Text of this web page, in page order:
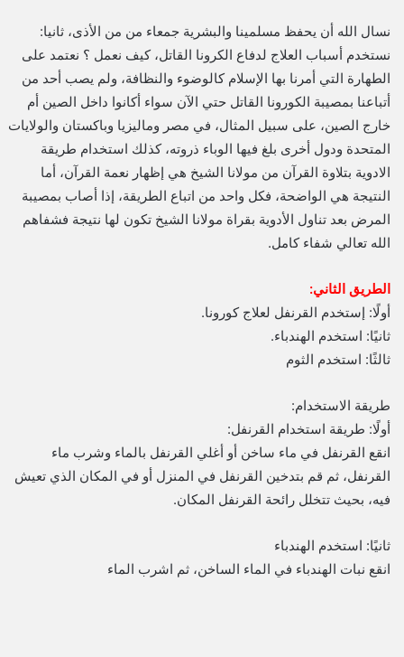
نسال الله أن يحفظ مسلمينا والبشرية جمعاء من من الأذى، ثانيا:
نستخدم أسباب العلاج لدفاع الكرونا القاتل، كيف نعمل ؟ نعتمد على
الطهارة التي أمرنا بها الإسلام كالوضوء والنظافة، ولم يصب أحد من
أتباعنا بمصيبة الكورونا القاتل حتي الآن سواء أكانوا داخل الصين أم
خارج الصين، على سبيل المثال، في مصر وماليزيا وباكستان والولايات
المتحدة ودول أخرى بلغ فيها الوباء ذروته، كذلك استخدام طريقة
الادوية بتلاوة القرآن من مولانا الشيخ هي إظهار نعمة القرآن، أما
النتيجة هي الواضحة، فكل واحد من اتباع الطريقة، إذا أصاب بمصيبة
المرض بعد تناول الأدوية بقراة مولانا الشيخ تكون لها نتيجة فشفاهم
الله تعالي شفاء كامل.
الطريق الثاني:
أولًا: إستخدم القرنفل لعلاج كورونا.
ثانيًا: استخدم الهندباء.
ثالثًا: استخدم الثوم
طريقة الاستخدام:
أولًا: طريقة استخدام القرنفل:
انقع القرنفل في ماء ساخن أو أغلي القرنفل بالماء وشرب ماء
القرنفل، ثم قم بتدخين القرنفل في المنزل أو في المكان الذي تعيش
فيه، بحيث تتخلل رائحة القرنفل المكان.
ثانيًا: استخدم الهندباء
انقع نبات الهندباء في الماء الساخن، ثم اشرب الماء